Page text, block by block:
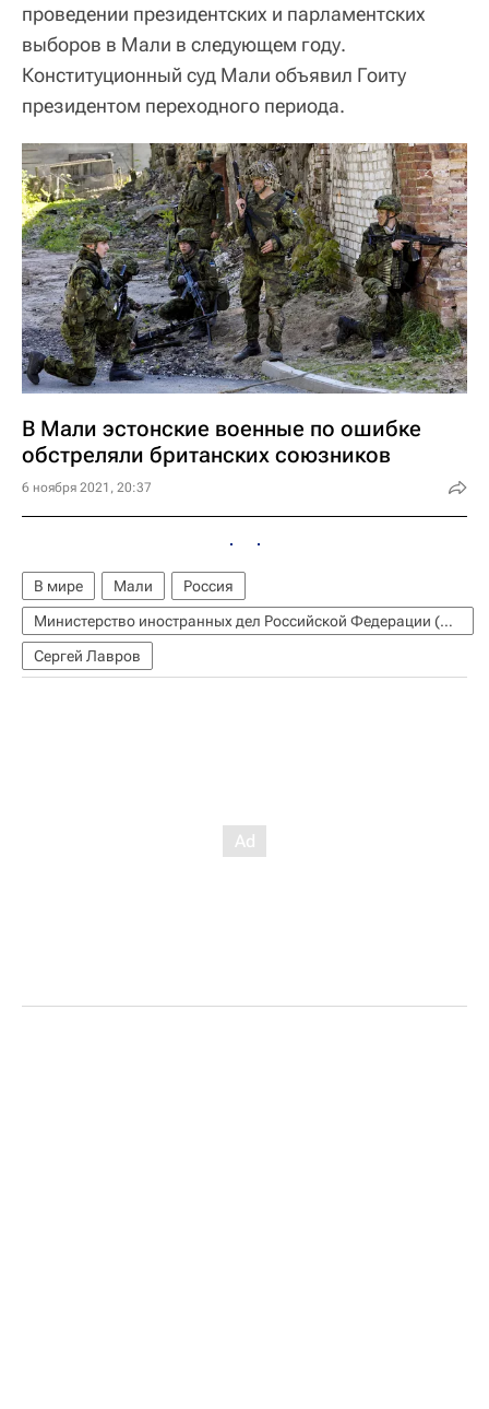
проведении президентских и парламентских
выборов в Мали в следующем году.
Конституционный суд Мали объявил Гоиту
президентом переходного периода.
В Мали эстонские военные по ошибке
обстреляли британских союзников
6 ноября 2021, 20:37
В мире Мали
Россия
Министерство иностранных дел Российской Федерации (МИД РФ)
Сергей Лавров